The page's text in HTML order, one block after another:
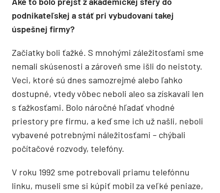
podnikateľskej a stáť pri vybudovaní takej
úspešnej firmy?
Začiatky boli ťažké. S mnohými záležitosťami sme
nemali skúsenosti a zároveň sme išli do neistoty.
Veci, ktoré sú dnes samozrejmé alebo ľahko
dostupné, vtedy vôbec neboli aleo sa získavali len
s ťažkosťami. Bolo náročné hľadať vhodné
priestory pre firmu, a keď sme ich už našli, neboli
vybavené potrebnými náležitosťami – chýbali
počítačové rozvody, telefóny.
V roku 1992 sme potrebovali priamu telefónnu
linku, museli sme si kúpiť mobil za veľké peniaze,